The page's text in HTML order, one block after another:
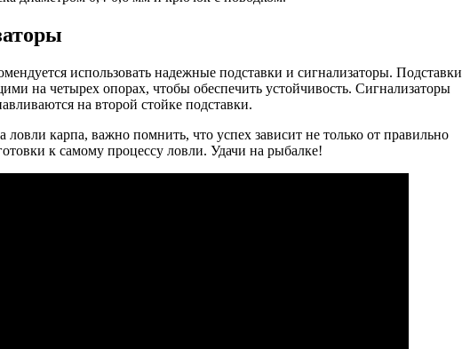
использовать надежные подставки и сигнализаторы. Подставки
на четырех опорах, чтобы обеспечить устойчивость. Сигнализаторы
на второй стойке подставки.
карпа, важно помнить, что успех зависит не только от правильно
к самому процессу ловли. Удачи на рыбалке!